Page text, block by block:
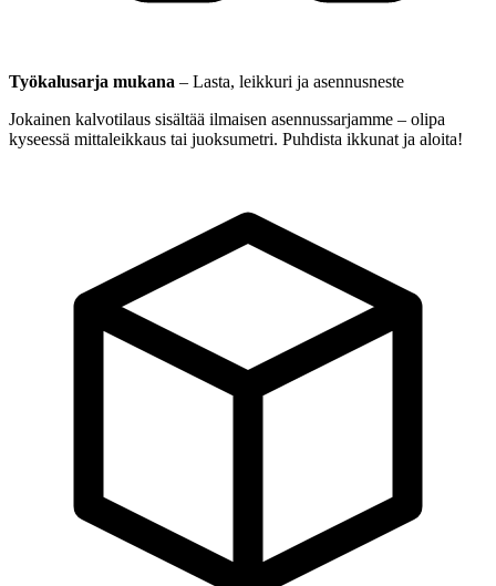
Työkalusarja mukana – Lasta, leikkuri ja asennusneste
Jokainen kalvotilaus sisältää ilmaisen asennussarjamme – olipa
kyseessä mittaleikkaus tai juoksumetri. Puhdista ikkunat ja aloita!